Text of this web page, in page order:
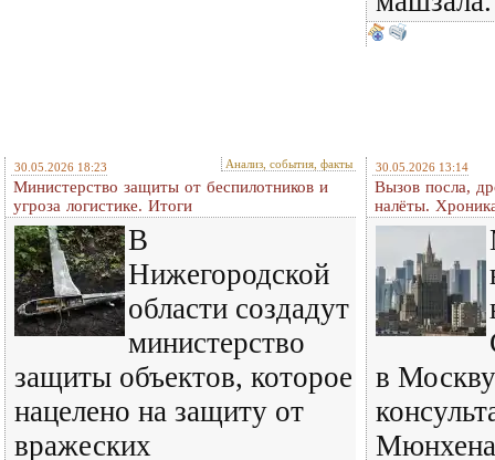
30.05.2026 18:23 Анализ, события, факты
Министерство защиты от беспилотников и
угроза логистике. Итоги
В
Нижегородской
области создадут
министерство
защиты объектов, которое
нацелено на защиту от
вражеских
30.05.2026 13:14
Вызов посла,
налёты.
в